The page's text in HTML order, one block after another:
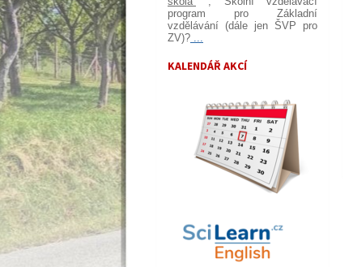
program pro Základní
vzdělávání (dále jen ŠVP pro
ZV)?
KALENDÁŘ AKCÍ